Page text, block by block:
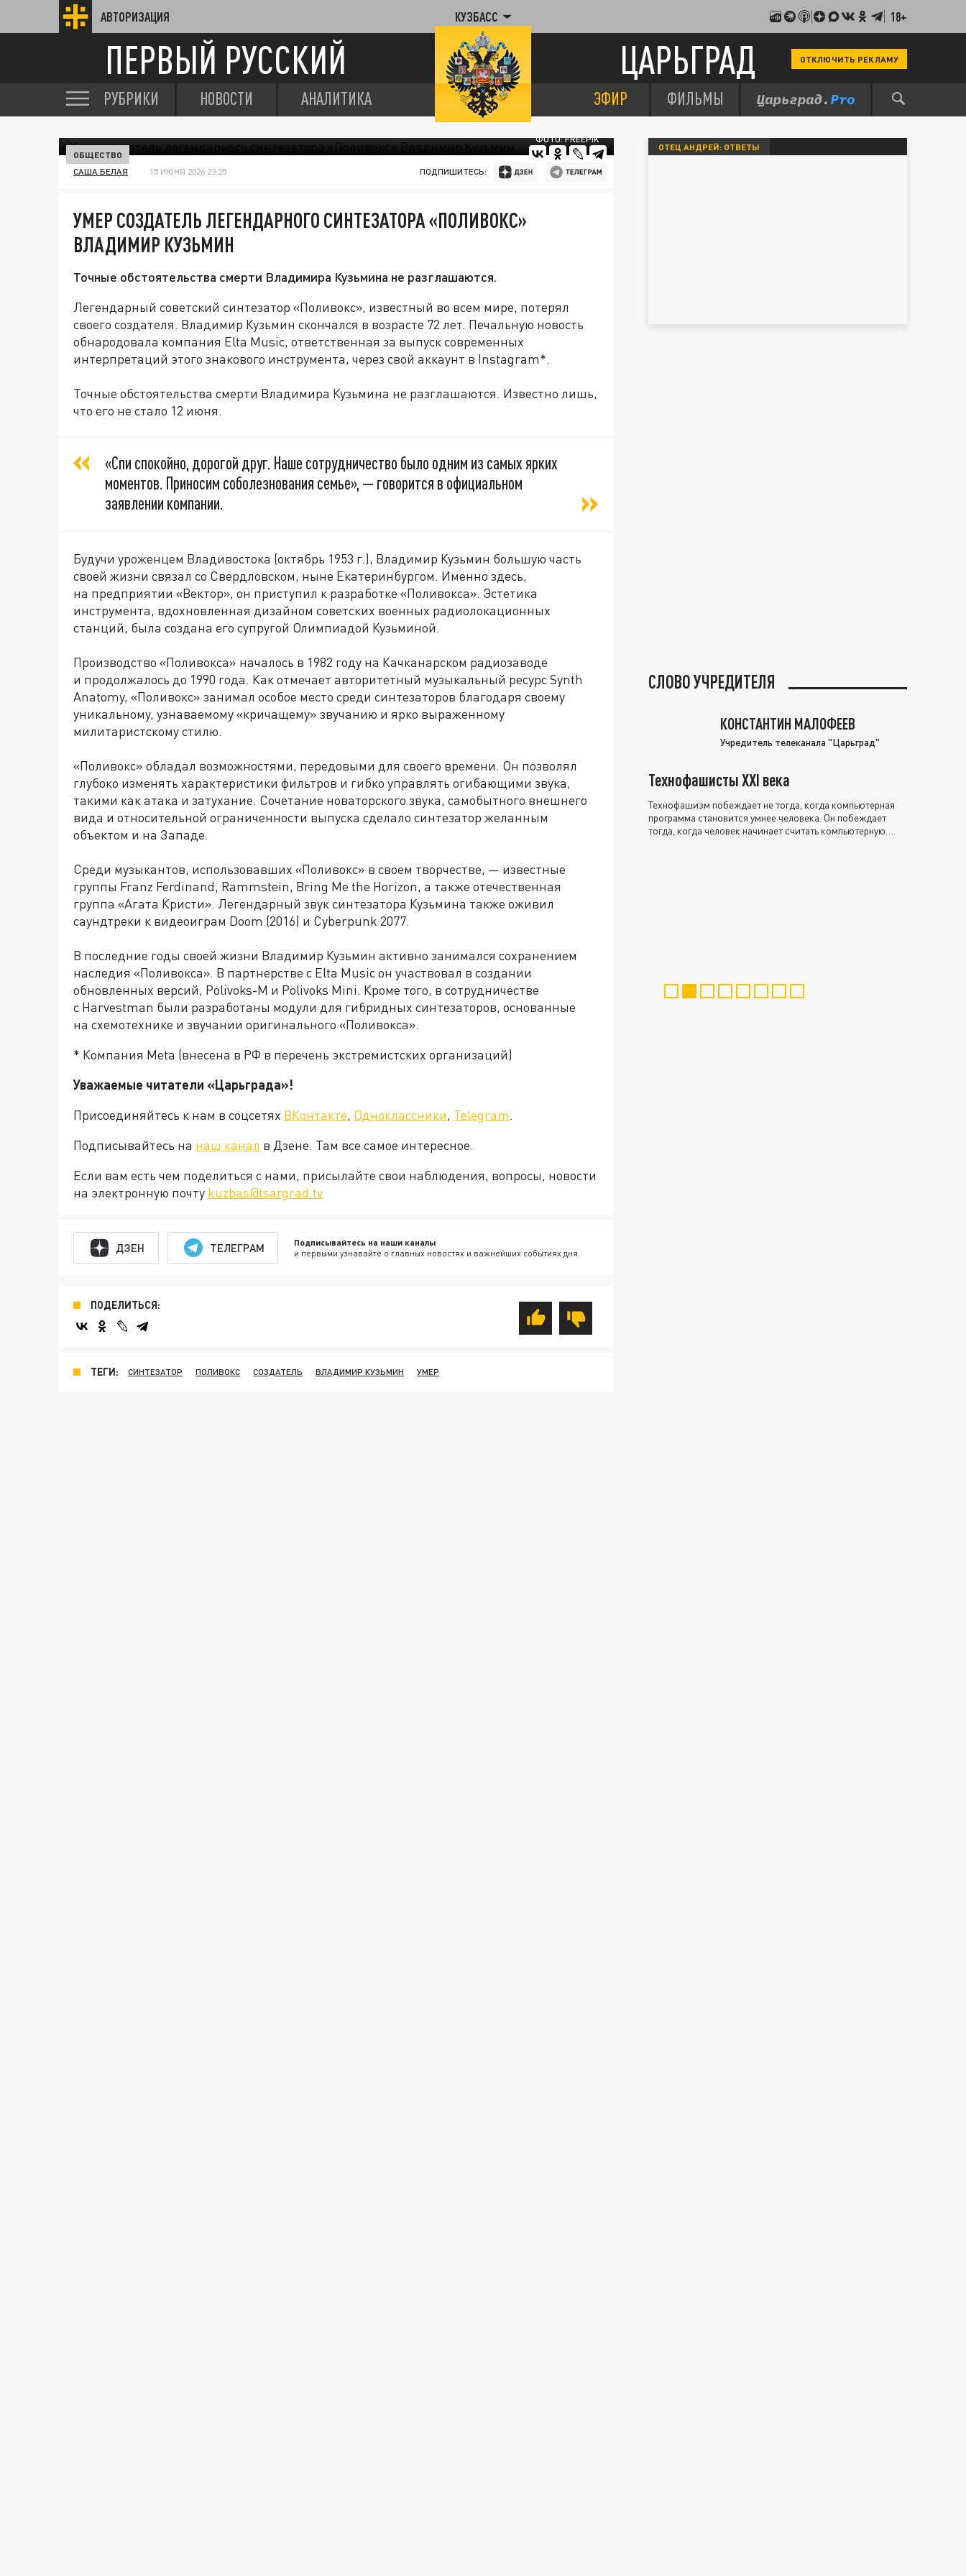
АВТОРИЗАЦИЯ КУЗБАСС 18+
ПЕРВЫЙ РУССКИЙ ЦАРЬГРАД ОТКЛЮЧИТЬ РЕКЛАМУ
РУБРИКИ НОВОСТИ АНАЛИТИКА ЭФИР ФИЛЬМЫ
ФОТО: FREEPIK
ОБЩЕСТВО
САША БЕЛАЯ 15 ИЮНЯ 2026 23:25 ПОДПИШИТЕСЬ:
УМЕР СОЗДАТЕЛЬ ЛЕГЕНДАРНОГО СИНТЕЗАТОРА «ПОЛИВОКС»
ВЛАДИМИР КУЗЬМИН
Точные обстоятельства смерти Владимира Кузьмина не разглашаются.
Легендарный советский синтезатор «Поливокс», известный во всем мире, потерял
своего создателя. Владимир Кузьмин скончался в возрасте 72 лет. Печальную новость
обнародовала компания Elta Music, ответственная за выпуск современных
интерпретаций этого знакового инструмента, через свой аккаунт в Instagram*.
Точные обстоятельства смерти Владимира Кузьмина не разглашаются. Известно лишь,
что его не стало 12 июня.
«Спи спокойно, дорогой друг. Наше сотрудничество было одним из самых ярких
моментов. Приносим соболезнования семье», — говорится в официальном
заявлении компании.
Будучи уроженцем Владивостока (октябрь 1953 г.), Владимир Кузьмин большую часть
своей жизни связал со Свердловском, ныне Екатеринбургом. Именно здесь,
на предприятии «Вектор», он приступил к разработке «Поливокса». Эстетика
инструмента, вдохновленная дизайном советских военных радиолокационных
станций, была создана его супругой Олимпиадой Кузьминой.
Производство «Поливокса» началось в 1982 году на Качканарском радиозаводе
и продолжалось до 1990 года. Как отмечает авторитетный музыкальный ресурс Synth
Anatomy, «Поливокс» занимал особое место среди синтезаторов благодаря своему
уникальному, узнаваемому «кричащему» звучанию и ярко выраженному
милитаристскому стилю.
«Поливокс» обладал возможностями, передовыми для своего времени. Он позволял
глубоко изменять характеристики фильтров и гибко управлять огибающими звука,
такими как атака и затухание. Сочетание новаторского звука, самобытного внешнего
вида и относительной ограниченности выпуска сделало синтезатор желанным
объектом и на Западе.
Среди музыкантов, использовавших «Поливокс» в своем творчестве, — известные
группы Franz Ferdinand, Rammstein, Bring Me the Horizon, а также отечественная
группа «Агата Кристи». Легендарный звук синтезатора Кузьмина также оживил
саундтреки к видеоиграм Doom (2016) и Cyberpunk 2077.
В последние годы своей жизни Владимир Кузьмин активно занимался сохранением
наследия «Поливокса». В партнерстве с Elta Music он участвовал в создании
обновленных версий, Polivoks-M и Polivoks Mini. Кроме того, в сотрудничестве
с Harvestman были разработаны модули для гибридных синтезаторов, основанные
на схемотехнике и звучании оригинального «Поливокса».
* Компания Meta (внесена в РФ в перечень экстремистских организаций)
Уважаемые читатели «Царьграда»!
Присоединяйтесь к нам в соцсетях ВКонтакте, Одноклассники, Telegram.
Подписывайтесь на наш канал в Дзене. Там все самое интересное.
Если вам есть чем поделиться с нами, присылайте свои наблюдения, вопросы, новости
на электронную почту kuzbas@tsargrad.tv
ДЗЕН ТЕЛЕГРАМ Подписывайтесь на наши каналы
и первыми узнавайте о главных новостях и важнейших событиях дня.
ПОДЕЛИТЬСЯ:
ТЕГИ: СИНТЕЗАТОР ПОЛИВОКС СОЗДАТЕЛЬ ВЛАДИМИР КУЗЬМИН УМЕР
ОТЕЦ АНДРЕЙ: ОТВЕТЫ
СЛОВО УЧРЕДИТЕЛЯ
КОНСТАНТИН МАЛОФЕЕВ
Учредитель телеканала "Царьград"
Технофашисты XXI века
Технофашизм побеждает не тогда, когда компьютерная
программа становится умнее человека. Он побеждает
тогда, когда человек начинает считать компьютерную